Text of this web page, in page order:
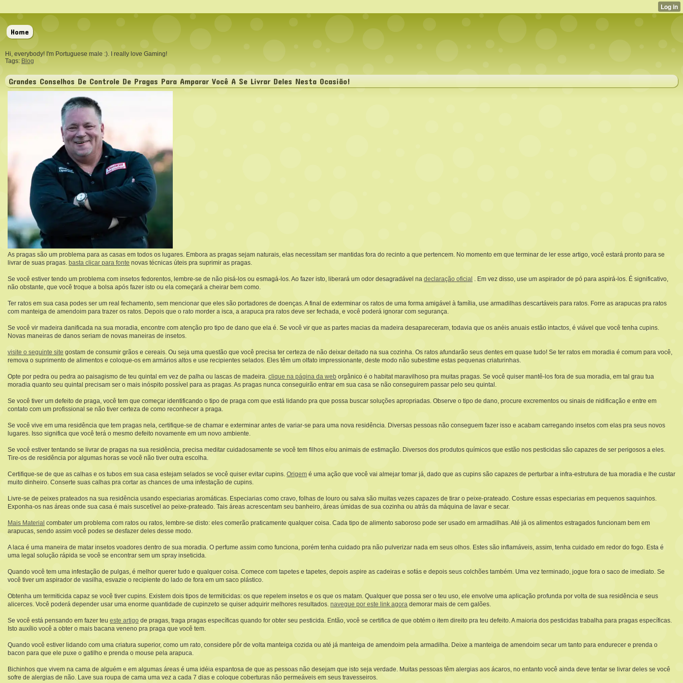
Home
Hi, everybody! I'm Portuguese male :). I really love Gaming!
Tags: Blog
Grandes Conselhos De Controle De Pragas Para Amparar Você A Se Livrar Deles Nesta Ocasião!
As pragas são um problema para as casas em todos os lugares. Embora as pragas sejam naturais, elas necessitam ser mantidas fora do recinto a que pertencem. No momento em que terminar de ler esse artigo, você estará pronto para se
livrar de suas pragas. basta clicar para fonte novas técnicas úteis pra suprimir as pragas.
Se você estiver tendo um problema com insetos fedorentos, lembre-se de não pisá-los ou esmagá-los. Ao fazer isto, liberará um odor desagradável na declaração oficial . Em vez disso, use um aspirador de pó para aspirá-los. É significativo,
não obstante, que você troque a bolsa após fazer isto ou ela começará a cheirar bem como.
Ter ratos em sua casa podes ser um real fechamento, sem mencionar que eles são portadores de doenças. A final de exterminar os ratos de uma forma amigável à família, use armadilhas descartáveis para ratos. Forre as arapucas pra ratos
com manteiga de amendoim para trazer os ratos. Depois que o rato morder a isca, a arapuca pra ratos deve ser fechada, e você poderá ignorar com segurança.
Se você vir madeira danificada na sua moradia, encontre com atenção pro tipo de dano que ela é. Se você vir que as partes macias da madeira desapareceram, todavia que os anéis anuais estão intactos, é viável que você tenha cupins.
Novas maneiras de danos seriam de novas maneiras de insetos.
visite o seguinte site gostam de consumir grãos e cereais. Ou seja uma questão que você precisa ter certeza de não deixar deitado na sua cozinha. Os ratos afundarão seus dentes em quase tudo! Se ter ratos em moradia é comum para você,
remova o suprimento de alimentos e coloque-os em armários altos e use recipientes selados. Eles têm um olfato impressionante, deste modo não subestime estas pequenas criaturinhas.
Opte por pedra ou pedra ao paisagismo de teu quintal em vez de palha ou lascas de madeira. clique na página da web orgânico é o habitat maravilhoso pra muitas pragas. Se você quiser mantê-los fora de sua moradia, em tal grau tua
moradia quanto seu quintal precisam ser o mais inóspito possível para as pragas. As pragas nunca conseguirão entrar em sua casa se não conseguirem passar pelo seu quintal.
Se você tiver um defeito de praga, você tem que começar identificando o tipo de praga com que está lidando pra que possa buscar soluções apropriadas. Observe o tipo de dano, procure excrementos ou sinais de nidificação e entre em
contato com um profissional se não tiver certeza de como reconhecer a praga.
Se você vive em uma residência que tem pragas nela, certifique-se de chamar e exterminar antes de variar-se para uma nova residência. Diversas pessoas não conseguem fazer isso e acabam carregando insetos com elas pra seus novos
lugares. Isso significa que você terá o mesmo defeito novamente em um novo ambiente.
Se você estiver tentando se livrar de pragas na sua residência, precisa meditar cuidadosamente se você tem filhos e/ou animais de estimação. Diversos dos produtos químicos que estão nos pesticidas são capazes de ser perigosos a eles.
Tire-os de residência por algumas horas se você não tiver outra escolha.
Certifique-se de que as calhas e os tubos em sua casa estejam selados se você quiser evitar cupins. Origem é uma ação que você vai almejar tomar já, dado que as cupins são capazes de perturbar a infra-estrutura de tua moradia e lhe custar
muito dinheiro. Conserte suas calhas pra cortar as chances de uma infestação de cupins.
Livre-se de peixes prateados na sua residência usando especiarias aromáticas. Especiarias como cravo, folhas de louro ou salva são muitas vezes capazes de tirar o peixe-prateado. Costure essas especiarias em pequenos saquinhos.
Exponha-os nas áreas onde sua casa é mais suscetível ao peixe-prateado. Tais áreas acrescentam seu banheiro, áreas úmidas de sua cozinha ou atrás da máquina de lavar e secar.
Mais Material combater um problema com ratos ou ratos, lembre-se disto: eles comerão praticamente qualquer coisa. Cada tipo de alimento saboroso pode ser usado em armadilhas. Até já os alimentos estragados funcionam bem em
arapucas, sendo assim você podes se desfazer deles desse modo.
A laca é uma maneira de matar insetos voadores dentro de sua moradia. O perfume assim como funciona, porém tenha cuidado pra não pulverizar nada em seus olhos. Estes são inflamáveis, assim, tenha cuidado em redor do fogo. Esta é
uma legal solução rápida se você se encontrar sem um spray inseticida.
Quando você tem uma infestação de pulgas, é melhor querer tudo e qualquer coisa. Comece com tapetes e tapetes, depois aspire as cadeiras e sofás e depois seus colchões também. Uma vez terminado, jogue fora o saco de imediato. Se
você tiver um aspirador de vasilha, esvazie o recipiente do lado de fora em um saco plástico.
Obtenha um termiticida capaz se você tiver cupins. Existem dois tipos de termiticidas: os que repelem insetos e os que os matam. Qualquer que possa ser o teu uso, ele envolve uma aplicação profunda por volta de sua residência e seus
alicerces. Você poderá depender usar uma enorme quantidade de cupinzeto se quiser adquirir melhores resultados. navegue por este link agora demorar mais de cem galões.
Se você está pensando em fazer teu este artigo de pragas, traga pragas específicas quando for obter seu pesticida. Então, você se certifica de que obtém o item direito pra teu defeito. A maioria dos pesticidas trabalha para pragas específicas.
Isto auxílio você a obter o mais bacana veneno pra praga que você tem.
Quando você estiver lidando com uma criatura superior, como um rato, considere pôr de volta manteiga cozida ou até já manteiga de amendoim pela armadilha. Deixe a manteiga de amendoim secar um tanto para endurecer e prenda o
bacon para que ele puxe o gatilho e prenda o mouse pela arapuca.
Bichinhos que vivem na cama de alguém e em algumas áreas é uma idéia espantosa de que as pessoas não desejam que isto seja verdade. Muitas pessoas têm alergias aos ácaros, no entanto você ainda deve tentar se livrar deles se você
sofre de alergias de não. Lave sua roupa de cama uma vez a cada 7 dias e coloque coberturas não permeáveis em seus travesseiros.